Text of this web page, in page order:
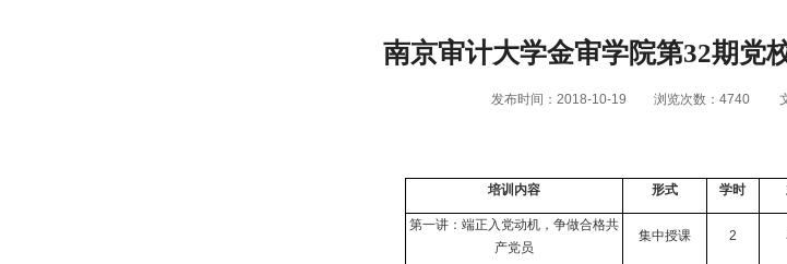
南京审计大学金审学院第32期党
发布时间：2018-10-19 浏览次数： 4740
培训内容 形式 学时
第一讲：端正入党动机，争做合格共
产党员
集中授课 2